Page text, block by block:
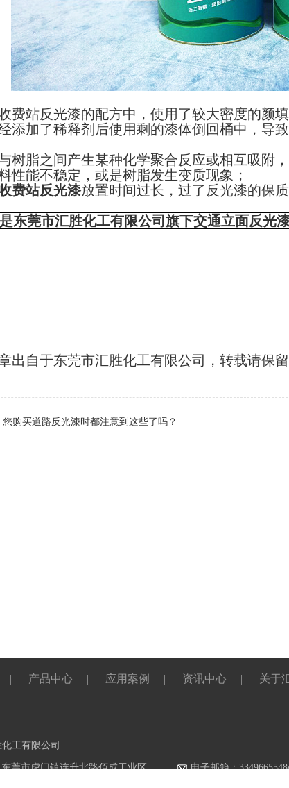
费站反光漆的配方中，使用了较大密度的颜
添加了稀释剂后使用剩的漆体倒回桶中，导
树脂之间产生某种化学聚合反应或相互吸附
性能不稳定，或是树脂发生变质现象；
费站反光漆放置时间过长，过了反光漆的保
东莞市汇胜化工有限公司旗下交通立面反光
自于东莞市汇胜化工有限公司，转载请保留
您购买道路反光漆时都注意到这些了吗？
| 产品中心 | 应用案例 | 资讯中心 | 关于
工有限公司
莞市虎门镇连升北路佰成工业区 电子邮箱：